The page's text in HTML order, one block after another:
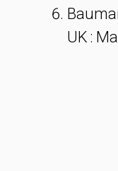
UK :